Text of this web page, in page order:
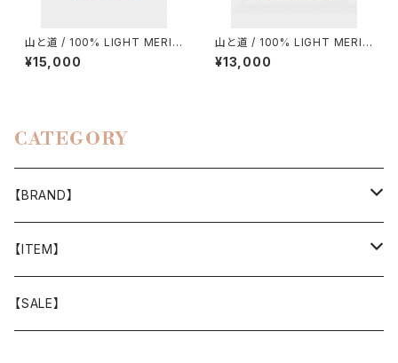
山と道 / 100% LIGHT MERIN
O LONGSLEEVE（UNISEX）
¥15,000
山と道 / 100% LIGHT MERIN
O POCKET T-SHIRT（UNISE
X）
¥13,000
CATEGORY
【BRAND】
山と道
T-SHIRT
迷迭香
【ITEM】
WEAR
【SALE】